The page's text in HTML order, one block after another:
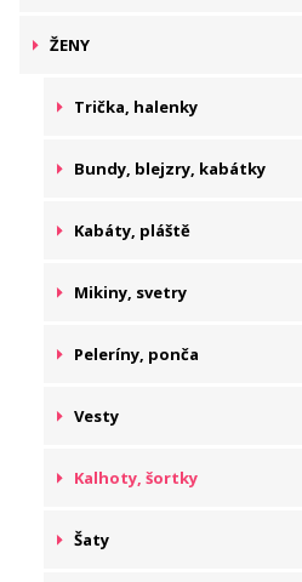
ŽENY
Trička, halenky
Bundy, blejzry, kabátky
Kabáty, pláště
Mikiny, svetry
Peleríny, ponča
Vesty
Kalhoty, šortky
Šaty